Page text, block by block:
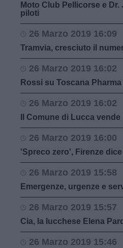
Moto Club Pellicorse e
piloti
26 Marzo 2019 16:09
Tramvia, cresciuto il
26 Marzo 2019 16:02
Rossi su Toscana
26 Marzo 2019 16:02
Il Comune di Lucca
26 Marzo 2019 16:00
'Spreco zero', Firenze
26 Marzo 2019 15:58
Emergenze, urgenze e
26 Marzo 2019 15:57
Cia, la lucchese Elena
26 Marzo 2019 15:46